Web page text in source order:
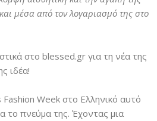
μέσα από τον λογαριασμό της στο
στο blessed.gr για τη νέα της
ιδέα!
Week στο Ελληνικό αυτό
το πνεύμα της. Έχοντας μια